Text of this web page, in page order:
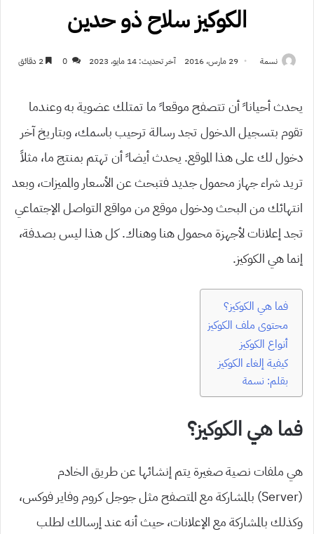
الكوكيز سلاح ذو حدين
نسمة 29 مارس، 2016 آخر تحديث: 14 مايو، 2023 0
يحدث أحيانا ً أن تتصفح موقعا ً ما تمتلك عضوية به وعندما
تقوم بتسجيل الدخول تجد رسالة ترحيب باسمك، وبتاريخ آخر
دخول لك على هذا الموقع. يحدث أيضا ً أن تهتم بمنتج ما، مثلاً
تريد شراء جهاز محمول جديد فتبحث عن الأسعار والمميزات، وبعد
انتهائك من البحث ودخول موقع من مواقع التواصل الإجتماعي
تجد إعلانات لأجهزة محمول هنا وهناك. كل هذا ليس بصدفة،
إنما هي الكوكيز.
فما هي الكوكيز؟
محتوى ملف الكوكيز
أنواع الكوكيز
كيفية إلغاء الكوكيز
بقلم: نسمة
فما هي الكوكيز؟
هي ملفات نصية صغيرة يتم إنشائها عن طريق الخادم
(Server) بالمشاركة مع المتصفح مثل جوجل كروم وفاير فوكس،
وكذلك بالمشاركة مع الإعلانات، حيث أنه عند إرسالك لطلب